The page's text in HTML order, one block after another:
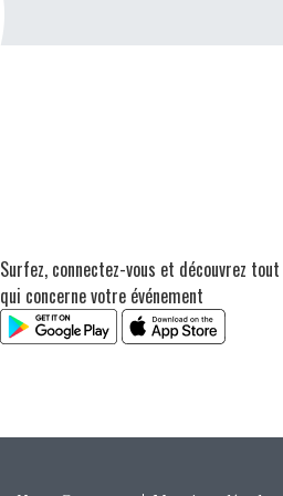
Surfez, connectez-vous et découvrez
qui concerne votre événement